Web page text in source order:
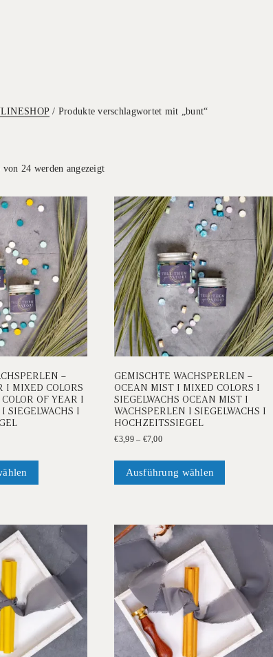
/ Produkte verschlagwortet mit „bunt“
von 24 werden angezeigt
–
I MIXED COLORS
OF YEAR I
SIEGELWACHS I
weist
Optionen
können
auf
Produktseite
gewählt
werden
GEMISCHTE WACHSPERLEN –
OCEAN MIST I MIXED COLORS I
SIEGELWACHS OCEAN MIST I
WACHSPERLEN I SIEGELWACHS I
HOCHZEITSSIEGEL
€3,99 – €7,00Preisspanne:
bis
€7,00
Ausführung wählen
weist
auf.
können
auf
Produktseite
gewählt
werden